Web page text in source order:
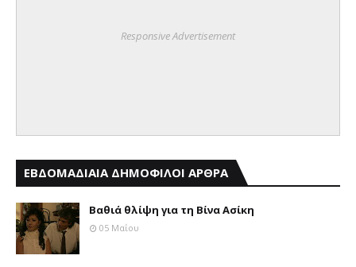
Responsive Advertisement
ΕΒΔΟΜΑΔΙΑΙΑ ΔΗΜΟΦΙΛΟΙ ΑΡΘΡΑ
Βαθιά θλίψη για τη Βίνα Ασίκη
05 Μαΐου